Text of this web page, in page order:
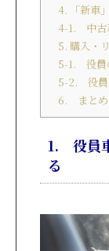
4. 「新車
4-1. 中古
5. 購入・
5-1. 役員
5-2. 役員
6. まとめ
1. 役員
る